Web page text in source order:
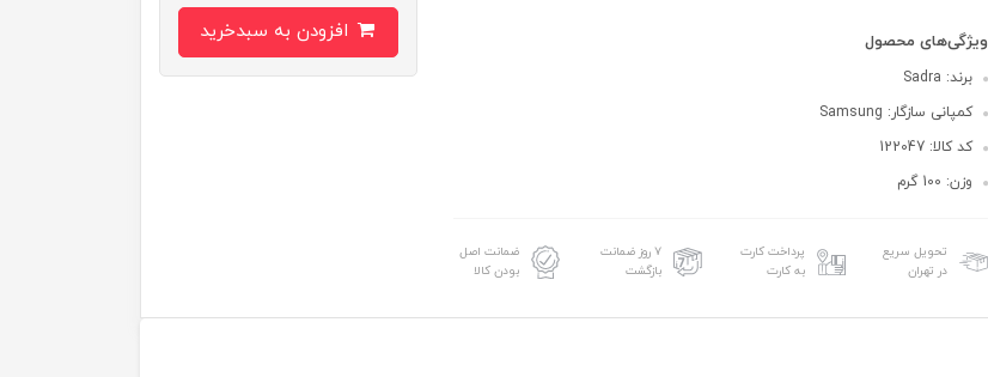
ویژگی‌های محصول
برند: Sadra
کمپانی سازگار: Samsung
کد کالا: 122047
وزن: 100 گرم
تحویل سریع
در تهران
پرداخت کارت
به کارت
۷ روز ضمانت
بازگشت
ضمانت اصل
بودن کالا